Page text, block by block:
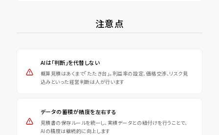
注意点
AIは「判断」を代替しない
概算見積はあくまで「たたき台」。利益率の設定、価格交渉、リスク見
込みといった経営判断は人が行います
データの蓄積が精度を左右する
見積書の保存ルールを統一し、実績データとの紐付けを行うことで、
AIの精度は継続的に向上します